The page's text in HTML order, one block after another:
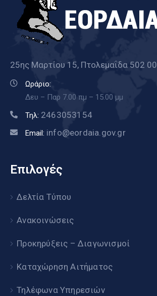
25ης Μαρτίου 15, Πτολεμαΐδα 502 00
Ωράριο:
Δευ – Παρ 7.00 πμ – 15.00 μμ
Τηλ: 2463053154
Email: info@eordaia.gov.gr
Επιλογές
Δελτία Τύπου
Ανακοινώσεις
Προκηρύξεις – Διαγωνισμοί
Καταχώρηση Αιτήματος
Τηλέφωνα Υπηρεσιών